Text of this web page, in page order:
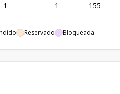
1 1 155
Reservado Bloqueada